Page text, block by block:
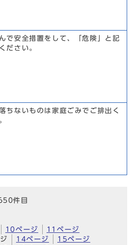
で安全措置をして、「危険」と記
ださい。
ちないものは家庭ごみでご排出く
件目
10ページ
11ページ
14ページ
15ページ